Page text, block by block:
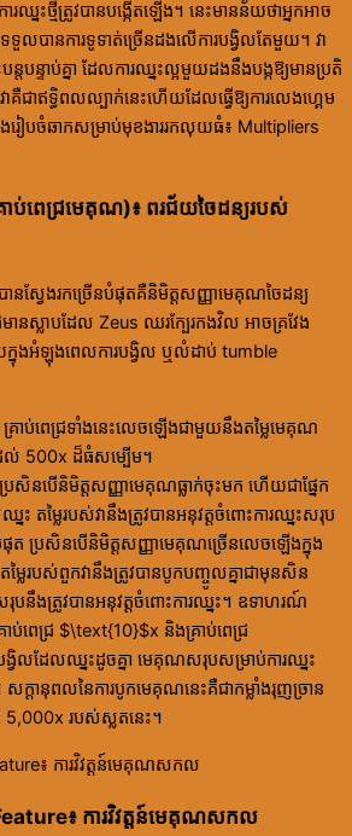
ះថ្មីត្រូវបានបង្កើតឡើង។ នេះមានន័យថាអ្នកអាច
ានការទូទាត់ច្រើនដងលើការបង្វិលតែមួយ។ វា
ន្តបន្ទាប់គ្នា ដែលការឈ្នះល្អមួយដងនឹងបង្កឱ្យមានប្រតិ
វាគឺជាឥទ្ធិពលល្បាក់នេះហើយដែលធ្វើឱ្យការលេងហ្គេម
ងរៀបចំឆាកសម្រាប់មុខងាររកលុយធំ៖ Multipliers
ប់ពេជ្រមេគុណ)៖ ពរជ័យចៃដន្យរបស់
ានស្វែងរកច្រើនបំផុតគឺនិមិត្តសញ្ញាមេគុណចៃដន្យ
នស្លាបដែល Zeus ឈរក្បែរកងវិល អាចគ្រវែង
ងអំឡុងពេលការបង្វិល ឬលំដាប់ tumble
គ្រាប់ពេជ្រទាំងនេះលេចឡើងជាមួយនឹងតម្លៃមេគុណ
ល់ 500x ដ៏ធំសម្បើម។
រសិនបើនិមិត្តសញ្ញាមេគុណធ្លាក់ចុះមក ហើយជាផ្នែក
តម្លៃរបស់វានឹងត្រូវបានអនុវត្តចំពោះការឈ្នះសរុប
ប្រសិនបើនិមិត្តសញ្ញាមេគុណច្រើនលេចឡើងក្នុង
លៃរបស់ពួកវានឹងត្រូវបានបូកបញ្ចូលគ្នាជាមុនសិន
នឹងត្រូវបានអនុវត្តចំពោះការឈ្នះ។ ឧទាហរណ៍
ប់ពេជ្រ $\text{10}$x និងគ្រាប់ពេជ្រ
ង្វិលដែលឈ្នះដូចគ្នា មេគុណសរុបសម្រាប់ការឈ្នះ
តានុពលនៃការបូកមេគុណនេះគឺជាកម្លាំងរុញច្រាន
5,000x របស់ស្លតនេះ។
៖ ការវិវត្តន៍មេគុណសកល